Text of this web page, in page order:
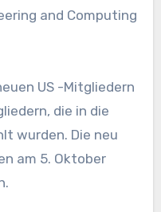
and Computing
US -Mitgliedern
die in die
wurden. Die neu
am 5. Oktober